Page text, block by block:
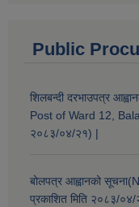
Public
शिलबन्दी दरभाउपत्र
Post of Ward 12,
२०८३/०४/२१) |
बोलपत्र आह्वानको
प्रकाशित मिति २०८३/